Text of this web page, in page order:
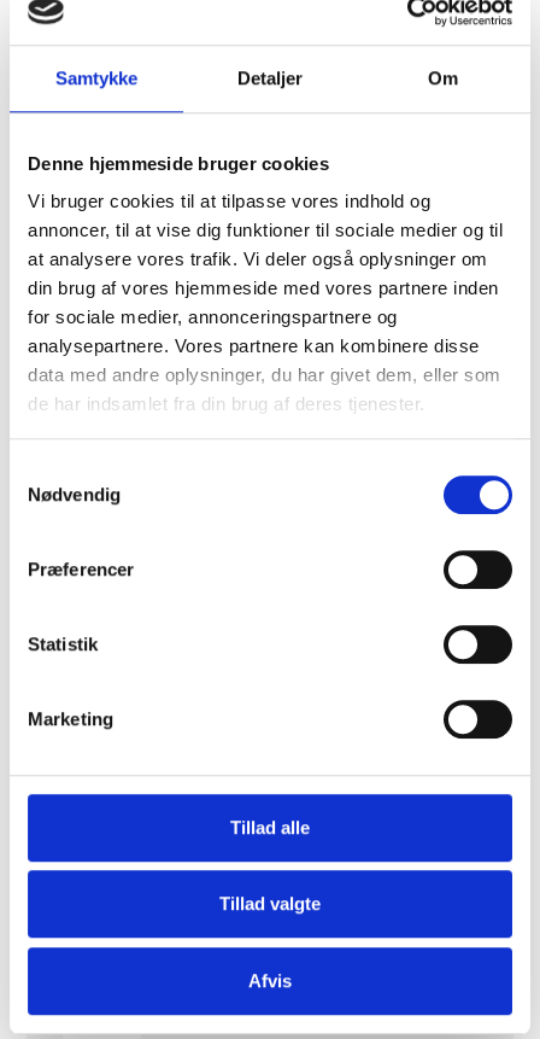
Samtykke Detaljer Om
Denne hjemmeside bruger cookies
Vi bruger cookies til at tilpasse vores indhold og
annoncer, til at vise dig funktioner til sociale medier og til
at analysere vores trafik. Vi deler også oplysninger om
din brug af vores hjemmeside med vores partnere inden
for sociale medier, annonceringspartnere og
analysepartnere. Vores partnere kan kombinere disse
data med andre oplysninger, du har givet dem, eller som
de har indsamlet fra din brug af deres tjenester.
Nødvendig
Præferencer
Statistik
Marketing
Tillad alle
Tillad valgte
Afvis
Specialrengøring
Vi tilbyder hjælp med specialrengøring,
flytning, facaderens, ventilationsrens,
mere
Vandskade
Med PRO Industri & Skadeservice får du
en professionel leverandør med fokus på
Skimmelsvamp
Skimmelsvamp i både nye og ældre
bygninger er blevet et stigende problem,
og moderne isolering har medvirket til
denne opblomstring. Lad os hjælpe dig.